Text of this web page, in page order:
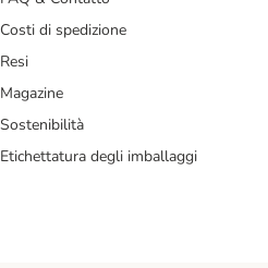
Costi di spedizione
Resi
Magazine
Sostenibilità
Etichettatura degli imballaggi